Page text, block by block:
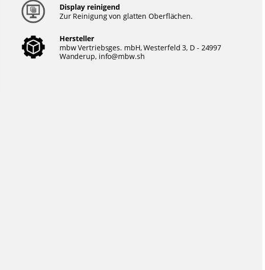
Display reinigend
Zur Reinigung von glatten Oberflächen.
Hersteller
mbw Vertriebsges. mbH, Westerfeld 3, D - 24997
Wanderup, info@mbw.sh